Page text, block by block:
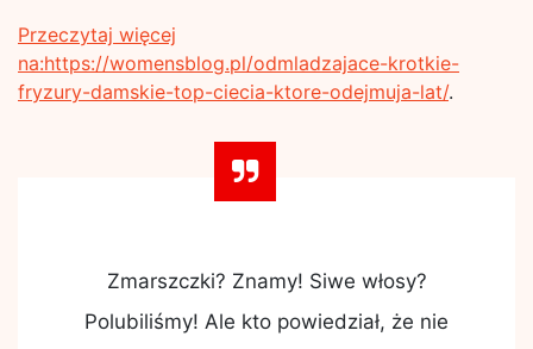
Przeczytaj więcej
na:https://womensblog.pl/odmladzajace-krotkie-
fryzury-damskie-top-ciecia-ktore-odejmuja-lat/.
Zmarszczki? Znamy! Siwe włosy?
Polubiliśmy! Ale kto powiedział, że nie